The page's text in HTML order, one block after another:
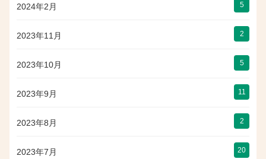
2024年2月 5
2023年11月 2
2023年10月 5
2023年9月 11
2023年8月 2
2023年7月 20